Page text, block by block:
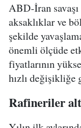
ABD-İran
aksaklıklar ve
şekilde
önemli ölçüde
fiyatlarının
hızlı değişikliğe
Rafineriler